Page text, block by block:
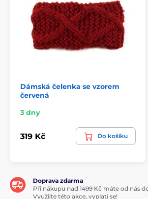
Dámská čelenka se vzorem
červená
3 dny
319 Kč Do košíku
Doprava zdarma
Při nákupu nad 1499 Kč máte od nás
Využijte této akce, vyplatí se!